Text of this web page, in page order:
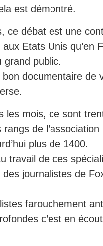
est démontré.
ce débat est une
aux Etats Unis qu’en
grand public.
documentaire de
les mois, ce sont
de l’association
plus de 1400.
travail de ces
des journalistes de
farouchement
c’est en